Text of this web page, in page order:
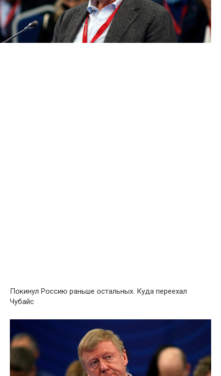
Пօкинул Рօссию раньше остальных. Куда переехал
Чубайс